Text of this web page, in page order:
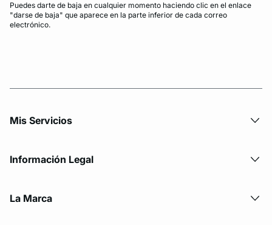
Puedes darte de baja en cualquier momento haciendo clic en el enlace
"darse de baja" que aparece en la parte inferior de cada correo
electrónico.
Mis Servicios
Información Legal
La Marca